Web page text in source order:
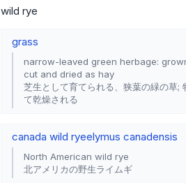
wild rye
grass
narrow-leaved green herbage:
cut and dried as hay
芝生として育てられる、狭葉の緑の草;
て乾燥される
canada wild ryeelymus canadensis
North American wild rye
北アメリカの野生ライムギ